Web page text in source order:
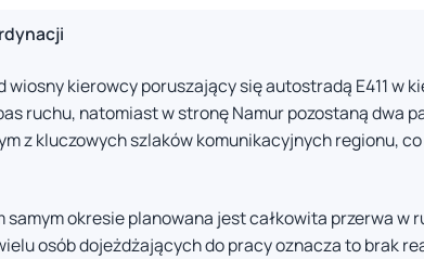
kierowcy poruszający się autostradą E411 w
ruchu, natomiast w stronę Namur pozostaną dwa
z kluczowych szlaków komunikacyjnych regionu,
samym okresie planowana jest całkowita przerwa w
osób dojeżdżających do pracy oznacza to brak